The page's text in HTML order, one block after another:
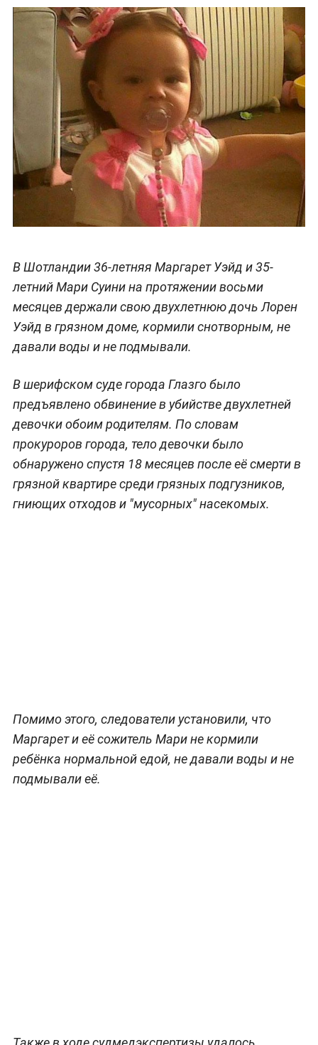
В Шотландии 36-летняя Маргарет Уэйд и 35-
летний Мари Суини на протяжении восьми
месяцев держали свою двухлетнюю дочь Лорен
Уэйд в грязном доме, кормили снотворным, не
давали воды и не подмывали.
В шерифском суде города Глазго было
предъявлено обвинение в убийстве двухлетней
девочки обоим родителям. По словам
прокуроров города, тело девочки было
обнаружено спустя 18 месяцев после её смерти в
грязной квартире среди грязных подгузников,
гниющих отходов и "мусорных" насекомых.
Помимо этого, следователи установили, что
Маргарет и её сожитель Мари не кормили
ребёнка нормальной едой, не давали воды и не
подмывали её.